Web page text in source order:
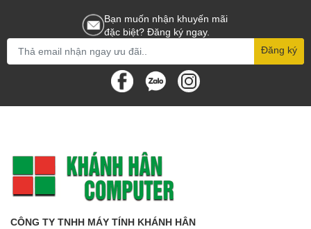
Bạn muốn nhận khuyến mãi
đặc biệt? Đăng ký ngay.
Đăng ký
CÔNG TY TNHH MÁY TÍNH KHÁNH HÂN